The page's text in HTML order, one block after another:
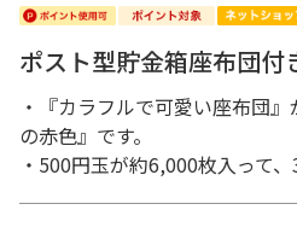
ポスト型貯金箱座布団付
・『カラフルで可愛い座布団
の赤色』です。
・500円玉が約6,000枚入って